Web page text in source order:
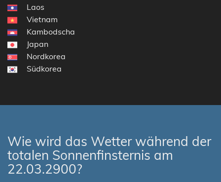
Laos
Vietnam
Kambodscha
Japan
Nordkorea
Südkorea
Wie wird das Wetter während der
totalen Sonnenfinsternis am
22.03.2900?